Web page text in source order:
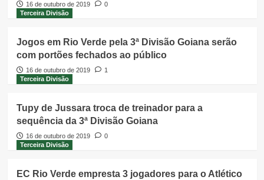
16 de outubro de 2019
0
Terceira Divisão
Jogos em Rio Verde pela 3ª Divisão Goiana serão
com portões fechados ao público
16 de outubro de 2019
1
Terceira Divisão
Tupy de Jussara troca de treinador para a
sequência da 3ª Divisão Goiana
16 de outubro de 2019
0
Terceira Divisão
EC Rio Verde empresta 3 jogadores para o Atlético